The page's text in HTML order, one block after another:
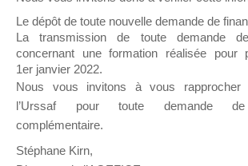
sur lequel il est possible de laisser un
ou poser une question.
NB : Il est nécessaire d’être
pouvoir rejoindre ce groupe
Le dépôt de toute nouvelle demande de
La transmission de toute demande
concernant une formation réalisée pour
1er janvier 2022.
Nous vous invitons à vous
l’Urssaf pour toute demande de
complémentaire.
Stéphane Kirn,